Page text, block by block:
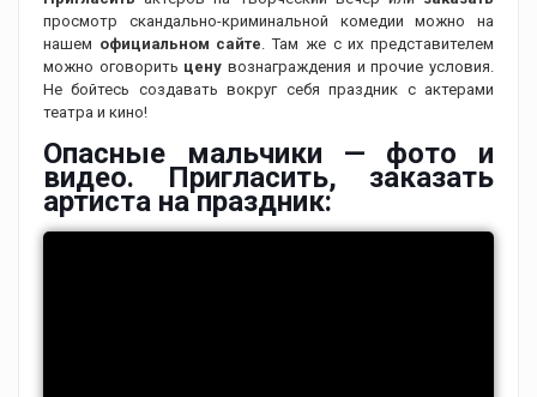
просмотр скандально-криминальной комедии можно на
нашем официальном сайте . Там же с их представителем
можно оговорить цену вознаграждения и прочие условия.
Не бойтесь создавать вокруг себя праздник с актерами
театра и кино!
Опасные мальчики — фото и
видео. Пригласить, заказать
артиста на праздник: